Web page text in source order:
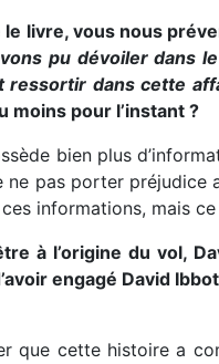
le livre, vous nous
pu dévoiler dans
ressortir dans cette
moins pour l’instant ?
bien plus
ne pas porter préjudice
informations, mais
à l’origine du vol,
engagé David
que cette histoire a